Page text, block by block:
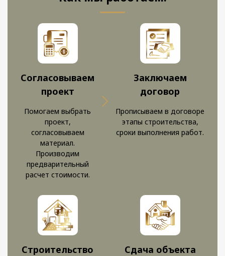
Согласовываем
проект
Помогаем выбрать
проект,
согласовываем
материал.
Производим
предварительный
расчет стоимости.
Заключаем
договор
Прописываем в договоре
этапы строительства,
сроки выполнения работ.
Строительство
Сдача объекта